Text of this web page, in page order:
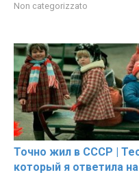
Non categorizzato
Точно жил в СССР |
который я ответила